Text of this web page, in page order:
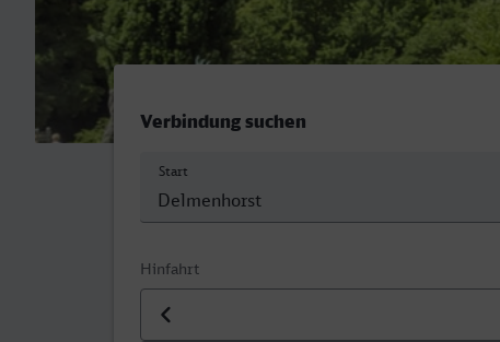
Verbindung suchen
Start
Hinfahrt
Datum der Hinfahrt